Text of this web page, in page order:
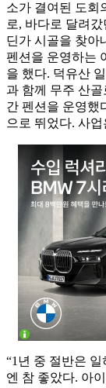
소가 결여된 도회
로, 바다로 달려
딘가 시골을 찾아
펜션을 운영하는
을 했다. 덕유산
과 함께 무주 산
간 펜션을 운영했
으로 뛰었다. 사
“1년 중 절반은
엔 참 좋았다. 아